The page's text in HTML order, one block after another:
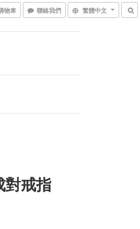
物車 聯絡我們 繁體中文
對戒指